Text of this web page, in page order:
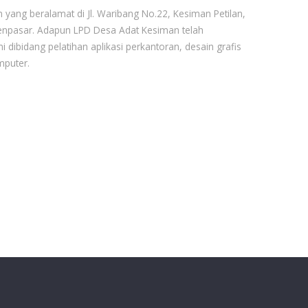
yang beralamat di Jl. Waribang No.22, Kesiman Petilan,
Adapun LPD Desa Adat Kesiman telah
dibidang pelatihan aplikasi perkantoran, desain grafis